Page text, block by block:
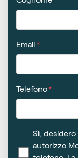
Email
Telefono
Sì,
autorizzo